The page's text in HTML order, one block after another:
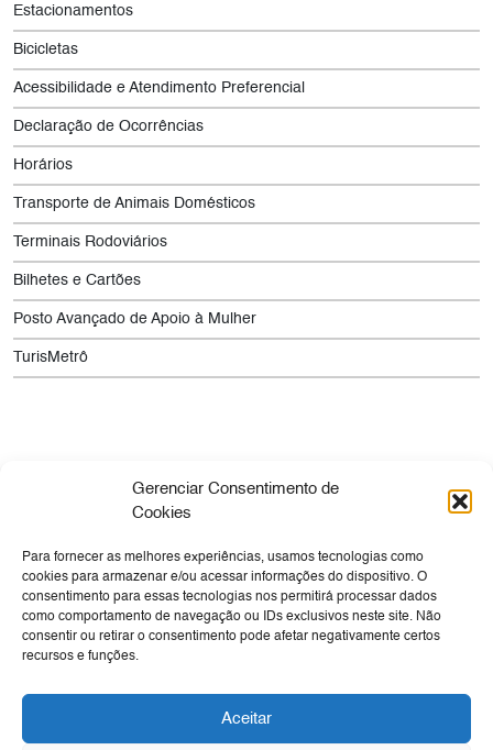
Gerenciar Consentimento de
Cookies
Para fornecer as melhores experiências, usamos tecnologias como
cookies para armazenar e/ou acessar informações do dispositivo. O
consentimento para essas tecnologias nos permitirá processar dados
como comportamento de navegação ou IDs exclusivos neste site. Não
consentir ou retirar o consentimento pode afetar negativamente certos
recursos e funções.
Aceitar
Estacionamentos
Bicicletas
Acessibilidade e Atendimento Preferencial
Declaração de Ocorrências
Horários
Transporte de Animais Domésticos
Terminais Rodoviários
Bilhetes e Cartões
Posto Avançado de Apoio à Mulher
TurisMetrô
Empresa Sua Viagem Cultura
Tecnologia
Expansão e Obras
Negócios
Canal de Denúncia
Ouvidoria